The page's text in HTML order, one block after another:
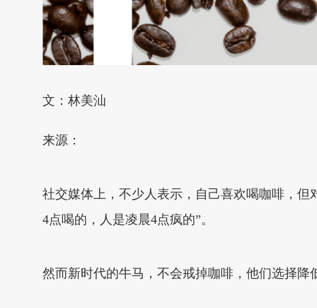
文：林美汕
来源：
社交媒体上，不少人表示，自己喜欢喝咖啡，但
4点喝的，人是凌晨4点疯的”。
然而新时代的牛马，不会戒掉咖啡，他们选择降